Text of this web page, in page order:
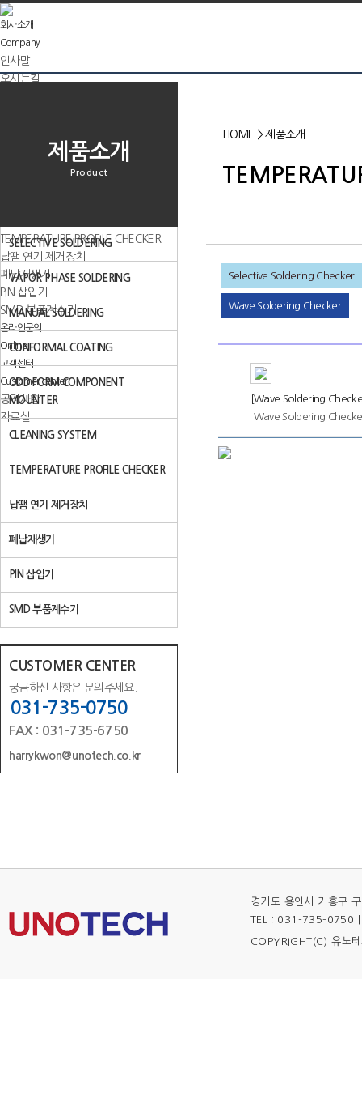
회사소개
Company
인사말
오시는길
VAPOR PHASE SOLDERING
MANUAL SOLDERING
TEMPERATURE PROFILE CHECKER
납땜 연기 제거장치
폐납재생기
PIN 삽입기
SMD 부품계수기
온라인문의
Online
고객센터
Customer center
공지사항
자료실
제품소개
Product
SELECTIVE SOLDERING
VAPOR PHASE SOLDERING
MANUAL SOLDERING
CONFORMAL COATING
ODD FORM COMPONENT
MOUNTER
CLEANING SYSTEM
TEMPERATURE PROFILE CHECKER
납땜 연기 제거장치
폐납재생기
PIN 삽입기
SMD 부품계수기
CUSTOMER CENTER
궁금하신 사항은 문의주세요.
031-735-0750
FAX : 031-735-6750
harrykwon@unotech.co.kr
HOME > 제품소개
Selective Soldering Checker
Wave Soldering Checker
[Wave Soldering
Wave Soldering
경기도 용인시 기흥구
TEL : 031-735-0750
COPYRIGHT(C) 유노